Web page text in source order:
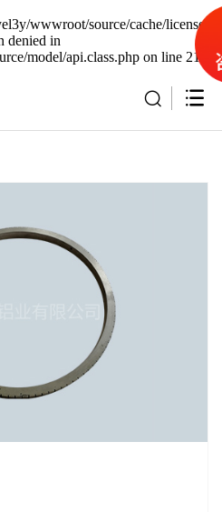
wwwroot/source/cache/
denied in
model/api.class.php on line 217